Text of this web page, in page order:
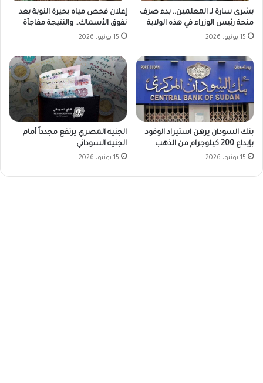
بشرى سارة لـ المعلمين.. بدء صرف
منحة رئيس الوزراء في هذه الولاية
15 يونيو، 2026
إعلان فحص مياه بحيرة النوبة بعد
نفوق الأسماك.. والنتيجة مفاجأة
15 يونيو، 2026
بنك السودان يرهن استيراد الوقود
بإيداع 200 كيلوجرام من الذهب
15 يونيو، 2026
الجنيه المصري يرتفع مجدداً أمام
الجنيه السوداني
15 يونيو، 2026